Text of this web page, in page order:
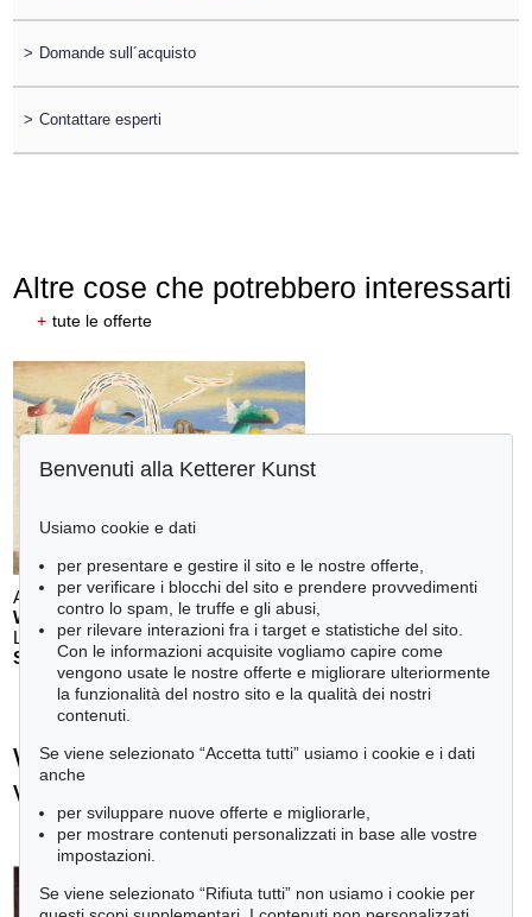
> Domande sull´acquisto
> Contattare esperti
Altre cose che potrebbero interessarti
+ tute le offerte
Auction 611 - Lot 123000200
WILLI BAUMEISTER
Landschaft mit rotem Bogen (Sommerfest) , 1948
Stima:€ 70,000
Wols (d.i. Wolfgang Schulze) - Ogetti
venduti
tute le offerte
Benvenuti alla Ketterer Kunst
Usiamo cookie e dati
per presentare e gestire il sito e le nostre offerte,
per verificare i blocchi del sito e prendere provvedimenti
contro lo spam, le truffe e gli abusi,
per rilevare interazioni fra i target e statistiche del sito.
Con le informazioni acquisite vogliamo capire come
vengono usate le nostre offerte e migliorare ulteriormente
la funzionalità del nostro sito e la qualità dei nostri
contenuti.
Se viene selezionato “Accetta tutti” usiamo i cookie e i dati
anche
per sviluppare nuove offerte e migliorarle,
per mostrare contenuti personalizzati in base alle vostre
impostazioni.
Se viene selezionato “Rifiuta tutti” non usiamo i cookie per